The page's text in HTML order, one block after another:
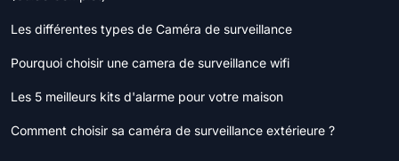
Les différentes types de Caméra de surveillance
Pourquoi choisir une camera de surveillance wifi
Les 5 meilleurs kits d'alarme pour votre maison
Comment choisir sa caméra de surveillance extérieure ?